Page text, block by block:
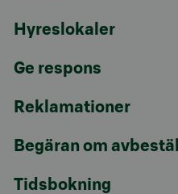
Hyreslokaler
Ge respons
Reklamationer
Begäran om
Tidsbokning